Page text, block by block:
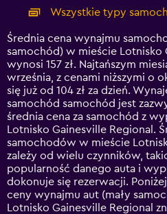
categories.
Range:
14
categories.
The
chart
has
1
Y
axis
displaying
values.
Range:
0
to
360.
Wszystkie typy
Średnia cena wynajmu
samochód) w mieście Lotnisko
wynosi 157 zł. Najtańszym
września, z cenami niższymi o
się już od 104 zł za dzień.
samochód samochód jest
średnia cena za samochód z
Lotnisko Gainesville Regional.
samochodów w mieście
zależy od wielu czynników,
popularność danego auta i
dokonuje się rezerwacji.
ceny wynajmu aut (mały
Lotnisko Gainesville Regional